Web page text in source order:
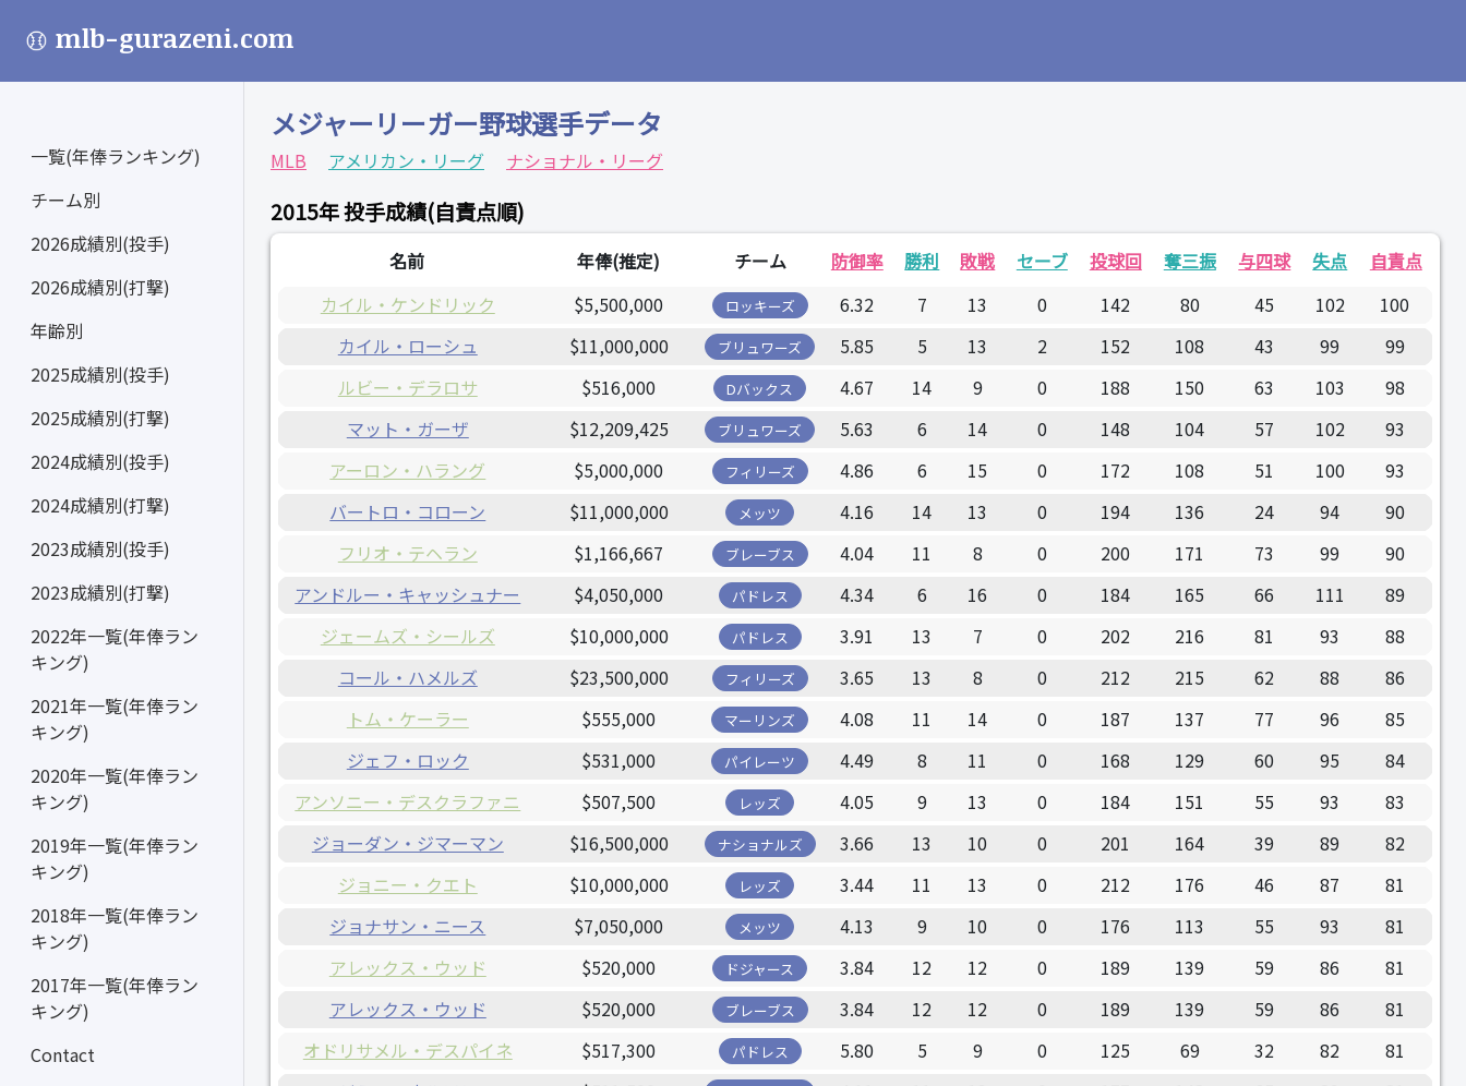
mlb-gurazeni.com
一覧(年俸ランキング)
チーム別
2026成績別(投手)
2026成績別(打撃)
年齢別
2025成績別(投手)
2025成績別(打撃)
2024成績別(投手)
2024成績別(打撃)
2023成績別(投手)
2023成績別(打撃)
2022年一覧(年俸ラン
キング)
2021年一覧(年俸ラン
キング)
2020年一覧(年俸ラン
キング)
2019年一覧(年俸ラン
キング)
2018年一覧(年俸ラン
キング)
2017年一覧(年俸ラン
キング)
Contact
メジャーリーガー野球選手データ
MLB アメリカン・リーグ ナショナル・リーグ
2015年 投手成績(自責点順)
名前 年俸(推定) チーム 防御率 勝利 敗戦 セーブ 投球回 奪三振 与四球 失点
自責点
カイル・ケンドリック
$5,500,000 ロッキーズ 6.32 7 13 0 142 80 45 102
100
カイル・ローシュ
$11,000,000 ブリュワーズ 5.85 5 13 2 152 108 43 99
99
ルビー・デラロサ
$516,000 Dバックス 4.67 14 9 0 188 150 63 103
98
マット・ガーザ
$12,209,425 ブリュワーズ 5.63 6 14 0 148 104 57 102
93
アーロン・ハラング
$5,000,000 フィリーズ 4.86 6 15 0 172 108 51 100
93
バートロ・コローン
$11,000,000 メッツ 4.16 14 13 0 194 136 24 94
90
フリオ・テヘラン
$1,166,667 ブレーブス 4.04 11 8 0 200 171 73 99
90
アンドルー・キャッシュナー
$4,050,000 パドレス 4.34 6 16 0 184 165 66 111
89
ジェームズ・シールズ
$10,000,000 パドレス 3.91 13 7 0 202 216 81 93
88
コール・ハメルズ
$23,500,000 フィリーズ 3.65 13 8 0 212 215 62 88
86
トム・ケーラー
$555,000 マーリンズ 4.08 11 14 0 187 137 77 96
85
ジェフ・ロック
$531,000 パイレーツ 4.49 8 11 0 168 129 60 95
84
アンソニー・デスクラファニ
$507,500 レッズ 4.05 9 13 0 184 151 55 93
83
ジョーダン・ジマーマン
$16,500,000 ナショナルズ 3.66 13 10 0 201 164 39 89
82
ジョニー・クエト
$10,000,000 レッズ 3.44 11 13 0 212 176 46 87
81
ジョナサン・ニース
$7,050,000 メッツ 4.13 9 10 0 176 113 55 93
81
アレックス・ウッド
$520,000 ドジャース 3.84 12 12 0 189 139 59 86
81
アレックス・ウッド
$520,000 ブレーブス 3.84 12 12 0 189 139 59 86
81
オドリサメル・デスパイネ
$517,300 パドレス 5.80 5 9 0 125 69 32 82
81